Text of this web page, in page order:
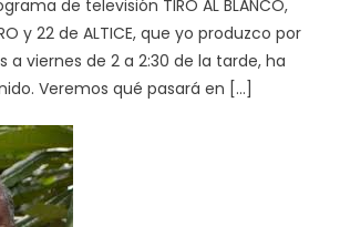
de televisión TIRO AL BLANCO,
y 22 de ALTICE, que yo produzco por
a viernes de 2 a 2:30 de la tarde, ha
Veremos qué pasará en […]